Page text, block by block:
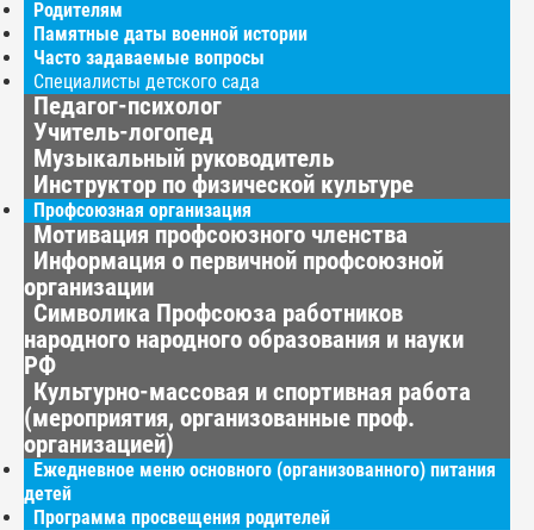
Родителям
Памятные даты военной истории
Часто задаваемые вопросы
Специалисты детского сада
Педагог-психолог
Учитель-логопед
Музыкальный руководитель
Инструктор по физической культуре
Профсоюзная организация
Мотивация профсоюзного членства
Информация о первичной профсоюзной
организации
Символика Профсоюза работников
народного народного образования и науки
РФ
Культурно-массовая и спортивная работа
(мероприятия, организованные проф.
организацией)
Ежедневное меню основного (организованного) питания
детей
Программа просвещения родителей